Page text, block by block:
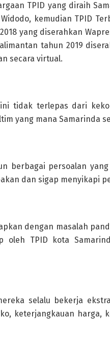
TPID yang diraih
kemudian TPID
yang diserahkan
tahun 2019
secara virtual.
tidak terlepas dari
yang mana Samarinda
berbagai persoalan
dan sigap menyikapi
dengan masalah
oleh TPID kota
selalu bekerja
keterjangkauan harga,